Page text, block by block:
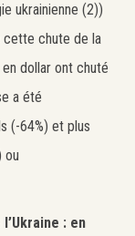
ukrainienne (2))
cette chute de la
dollar ont chuté
a été
(-64%) et plus
ou
: en